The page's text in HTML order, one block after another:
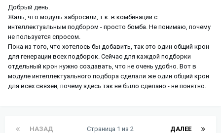
Добрый день.
Жаль, что модуль забросили, т.к. в комбинации с
интеллектуальным подбором - просто бомба. Не понимаю, почему
не пользуется спросом.
Пока из того, что хотелось бы добавить, так это один общий крон
для генерации всех подборок. Сейчас для каждой подборки
отдельный крон нужно создавать, что не очень удобно. Вот в
модуле интеллектуального подбора сделали же один общий крон
для всех связей, почему здесь так не было сделано - не понятно.
НАЗАД ДАЛЕЕ
Страница 1 из 2